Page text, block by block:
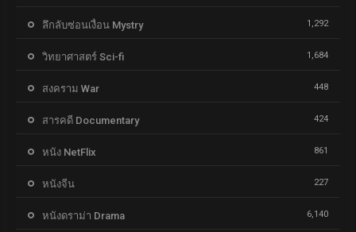
ลึกลับซ่อนเงื่อน Mystry 1,292
วิทยาศาสตร์ Sci-fi 1,684
สงคราม War 448
สารคดี Documentary 424
หนัง NetFlix 861
หนังจีน 227
หนังดราม่า Drama 6,140